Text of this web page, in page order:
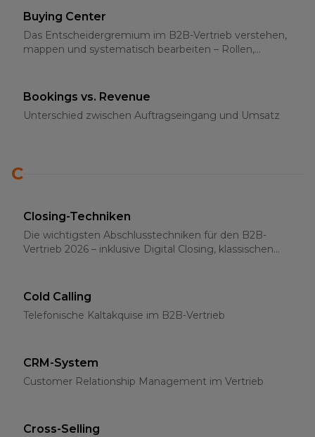
Buying Center
Das Entscheidergremium im B2B-Vertrieb verstehen,
mappen und systematisch bearbeiten – Rollen,
Bookings vs. Revenue
Unterschied zwischen Auftragseingang und Umsatz
C
Closing-Techniken
Die wichtigsten Abschlusstechniken für den B2B-
Vertrieb 2026 – inklusive Digital Closing, klassischen
Cold Calling
Telefonische Kaltakquise im B2B-Vertrieb
CRM-System
Customer Relationship Management im Vertrieb
Cross-Selling